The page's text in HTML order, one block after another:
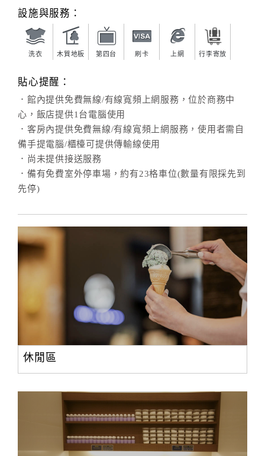
設施與服務：
洗衣 木質地板 第四台 刷卡 上網 行李寄放
貼心提醒：
．館內提供免費無線/有線寬頻上網服務，位於商務中
心，飯店提供1台電腦使用
．客房內提供免費無線/有線寬頻上網服務，使用者需自
備手提電腦/櫃檯可提供傳輸線使用
．尚未提供接送服務
．備有免費室外停車場，約有23格車位(數量有限採先到
先停)
休閒區